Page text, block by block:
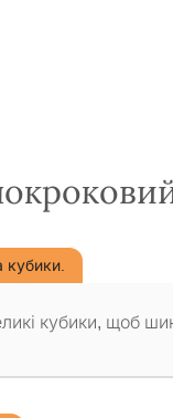
кубики.
кубики, щоб